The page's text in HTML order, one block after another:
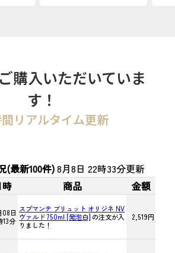
購入いただいていま
す！
リアルタイム更新